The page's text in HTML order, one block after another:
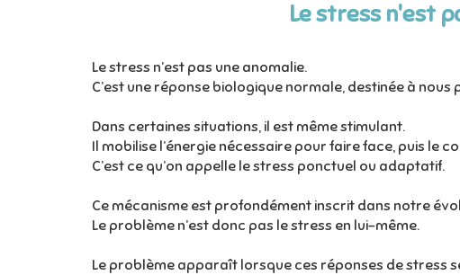
Le stress n'est
Le stress n’est pas une anomalie.
C’est une réponse biologique normale, destinée à
Dans certaines situations, il est même stimulant.
Il mobilise l’énergie nécessaire pour faire face, puis le
C’est ce qu’on appelle le stress ponctuel ou adaptatif.
Ce mécanisme est profondément inscrit dans notre
Le problème n’est donc pas le stress en lui-même.
Le problème apparaît lorsque ces réponses de stress